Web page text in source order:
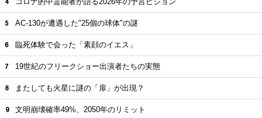
AC-130が遭遇した"25個の球体"の謎
臨死体験で会った「素顔のイエス」
19世紀のフリークショー出演者たちの実態
またしても火星に謎の「扉」が出現？
文明崩壊確率49%、2050年のリミット